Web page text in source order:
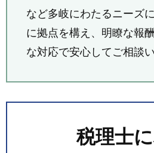
など多岐にわたるニーズ
に拠点を構え、明瞭な報
な対応で安心してご相談
税理士